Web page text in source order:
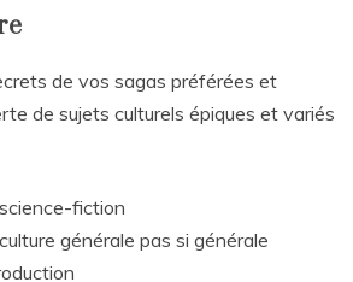
de vos sagas préférées et
de sujets culturels épiques et variés
fiction
générale pas si générale